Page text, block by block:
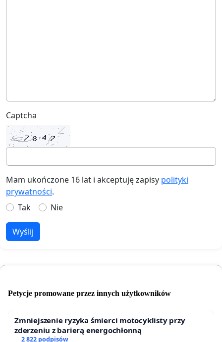
Captcha
Mam ukończone 16 lat i akceptuję zapisy polityki
prywatności.
Tak
Nie
Wyślij
Petycje promowane przez innych użytkowników
Zmniejszenie ryzyka śmierci motocyklisty przy
zderzeniu z barierą energochłonną
2 822 podpisów